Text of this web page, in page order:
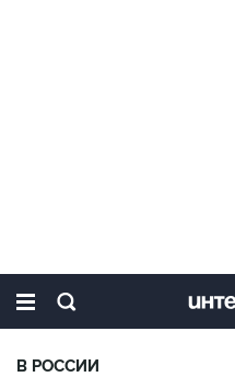
В РОССИИ